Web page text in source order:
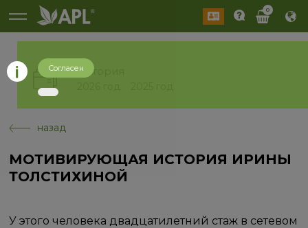
0
История
назад
МОТИВИРУЮЩАЯ ИСТОРИЯ ИРИНЫ
ТОЛСТИХИНОЙ
У этого человека двадцатилетний стаж в сетевом
Согласен